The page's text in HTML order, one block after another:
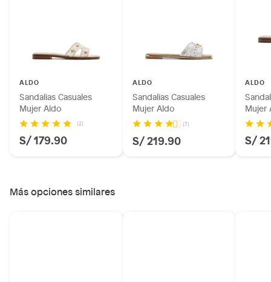
Baterías de auto.
Motocicletas y bicicletas motorizadas.
ALDO
Sandalias Casuales
Mujer Aldo
(2)
S/ 179.90
ALDO
Sandalias Casuales
Mujer Aldo
(7)
S/ 219.90
ALDO
Mujer
S/
Más opciones similares